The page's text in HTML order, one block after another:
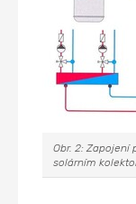
Obr. 2: Zapojení
solárním